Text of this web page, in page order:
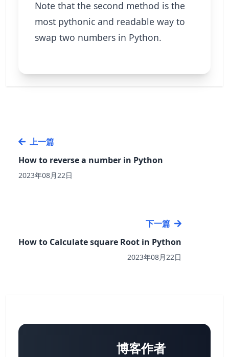
Note that the second method is the
most pythonic and readable way to
swap two numbers in Python.
上一篇
How to reverse a number in Python
2023年08月22日
下一篇
How to Calculate square Root in Python
2023年08月22日
博客作者